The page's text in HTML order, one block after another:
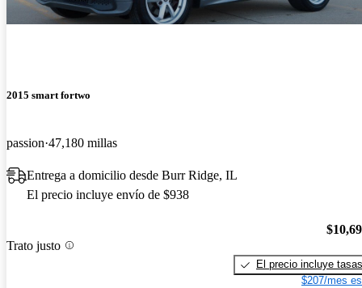
2015 smart fortwo
passion 47,180 millas
Entrega a domicilio desde Burr Ridge, IL
El precio incluye envío de $938
Trato justo
El precio incluye tasas
$207/mes